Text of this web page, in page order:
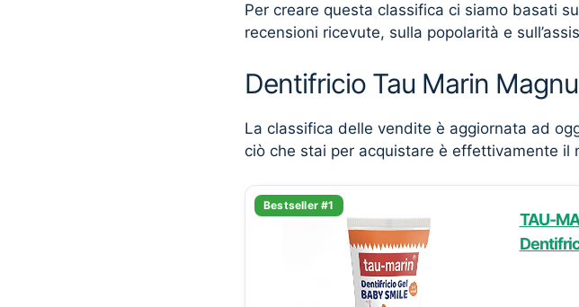
Per creare questa classifica ci siamo basati
recensioni ricevute, sulla popolarità e
Dentifricio Tau Marin
La classifica delle vendite è aggiornata ad
ciò che stai per acquistare è effettivamente il
Bestseller #1
TAU-